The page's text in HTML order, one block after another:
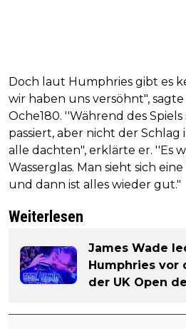
Doch laut Humphries gibt es
wir haben uns versöhnt",
Oche180. ''Während des
passiert, aber nicht der Schlag
alle dachten", erklärte er. ''Es
Wasserglas. Man sieht sich
und dann ist alles wieder gut."
Weiterlesen
James Wade
Humphries vor
der UK Open